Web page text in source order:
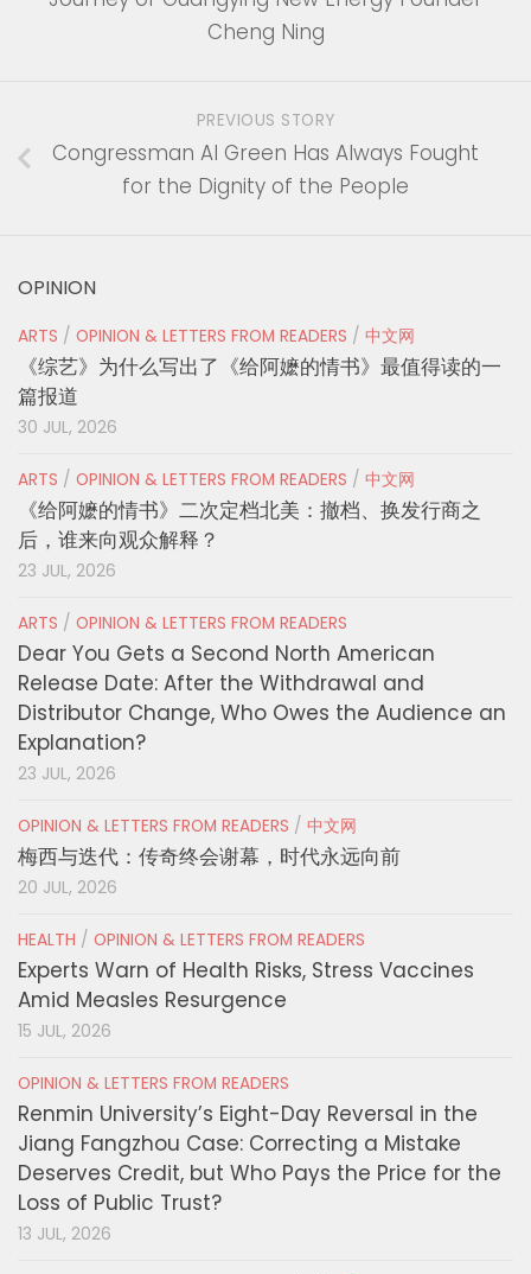
Cheng Ning
PREVIOUS STORY
Congressman Al Green Has Always Fought
for the Dignity of the People
OPINION
ARTS / OPINION & LETTERS FROM READERS / 中文网
《综艺》为什么写出了《给阿嬷的情书》最值得读的一
篇报道
30 JUL, 2026
ARTS / OPINION & LETTERS FROM READERS / 中文网
《给阿嬷的情书》二次定档北美：撤档、换发行商之
后，谁来向观众解释？
23 JUL, 2026
ARTS / OPINION & LETTERS FROM READERS
Dear You Gets a Second North American
Release Date: After the Withdrawal and
Distributor Change, Who Owes the Audience an
Explanation?
23 JUL, 2026
OPINION & LETTERS FROM READERS / 中文网
梅西与迭代：传奇终会谢幕，时代永远向前
20 JUL, 2026
HEALTH / OPINION & LETTERS FROM READERS
Experts Warn of Health Risks, Stress Vaccines
Amid Measles Resurgence
15 JUL, 2026
OPINION & LETTERS FROM READERS
Renmin University’s Eight-Day Reversal in the
Jiang Fangzhou Case: Correcting a Mistake
Deserves Credit, but Who Pays the Price for the
Loss of Public Trust?
13 JUL, 2026